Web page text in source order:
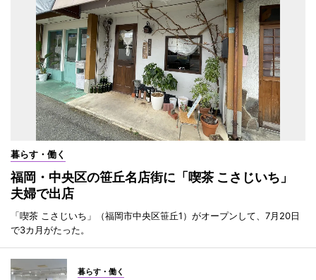
暮らす・働く
福岡・中央区の笹丘名店街に「喫茶 こさじいち」
夫婦で出店
「喫茶 こさじいち」（福岡市中央区笹丘1）がオープンして、7月20日
で3カ月がたった。
暮らす・働く